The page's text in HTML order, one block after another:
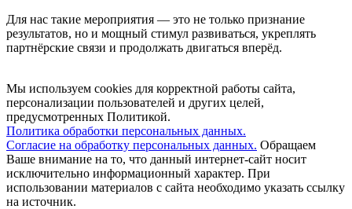
Для нас такие мероприятия — это не только признание
результатов, но и мощный стимул развиваться, укреплять
партнёрские связи и продолжать двигаться вперёд.
Мы используем cookies для корректной работы сайта,
персонализации пользователей и других целей,
предусмотренных Политикой.
Политика обработки персональных данных.
Согласие на обработку персональных данных. Обращаем
Ваше внимание на то, что данный интернет-сайт носит
исключительно информационный характер. При
использовании материалов c сайта необходимо указать ссылку
на источник.